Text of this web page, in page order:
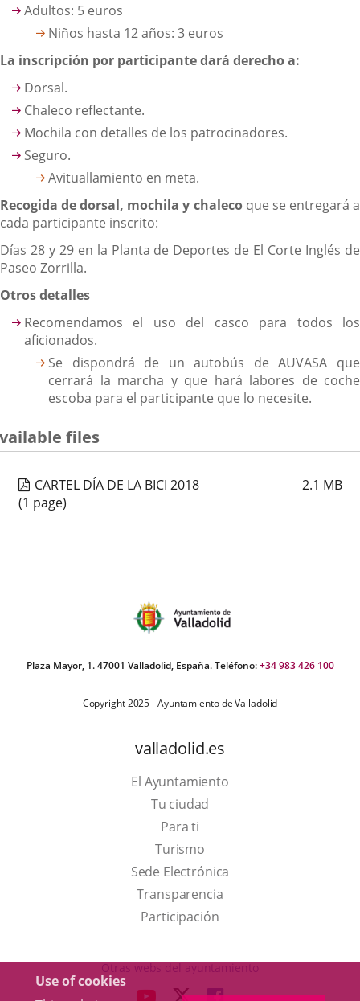
Use of cookies
Adultos: 5 euros
Niños hasta 12 años: 3 euros
La inscripción por participante dará derecho a:
Dorsal.
Chaleco reflectante.
Mochila con detalles de los patrocinadores.
Seguro.
Avituallamiento en meta.
Recogida de dorsal, mochila y chaleco que se entregará a
cada participante inscrito:
Días 28 y 29 en la Planta de Deportes de El Corte Inglés de
Paseo Zorrilla.
Otros detalles
Recomendamos el uso del casco para todos los
aficionados.
Se dispondrá de un autobús de AUVASA que
cerrará la marcha y que hará labores de coche
escoba para el participante que lo necesite.
files
CARTEL DÍA DE LA BICI 2018 2.1 MB
(1 page)
Plaza Mayor, 1. 47001 Valladolid, España. Teléfono:+34 983 426 100
Copyright 2025 - Ayuntamiento de Valladolid
valladolid.es
El Ayuntamiento
Tu ciudad
Para ti
TurismoThis
link
will
open
a
Sede Electrónica
Transparencia
Participación
Otras webs del ayuntamiento
LINK LINKLINK